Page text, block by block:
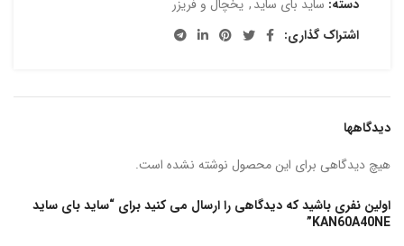
دسته: ساید بای ساید, یخچال و فریزر
اشتراک گذاری:
دیدگاهها
هیچ دیدگاهی برای این محصول نوشته نشده است.
اولین نفری باشید که دیدگاهی را ارسال می کنید برای “ساید بای ساید
KAN60A40NE”